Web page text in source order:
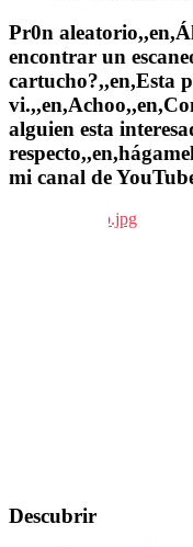
Pr0n
encontrar un
cartucho?,,en,Esta
alguien esta
mi canal de
Descubrir